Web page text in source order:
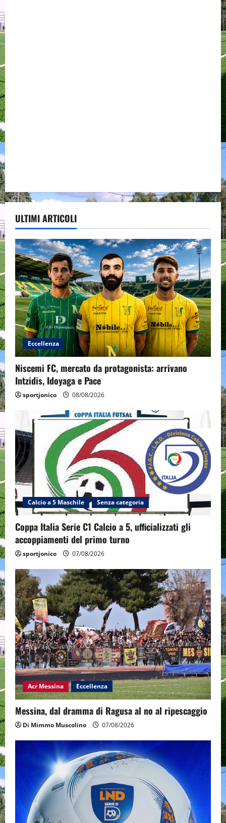
ULTIMI ARTICOLI
Eccellenza
Niscemi FC, mercato da protagonista: arrivano
Intzidis, Idoyaga e Pace
sportjonico 08/08/2026
Calcio a 5 Maschile Senza categoria
Coppa Italia Serie C1 Calcio a 5, ufficializzati gli
accoppiamenti del primo turno
sportjonico 07/08/2026
Acr Messina Eccellenza
Messina, dal dramma di Ragusa al no al ripescaggio
Di Mimmo Muscolino 07/08/2026